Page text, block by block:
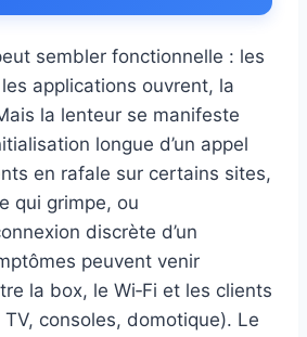
sembler fonctionnelle : les
applications ouvrent, la
la lenteur se manifeste
longue d’un appel
en rafale sur certains sites,
qui grimpe, ou
discrète d’un
peuvent venir
la box, le Wi‑Fi et les clients
consoles, domotique). Le